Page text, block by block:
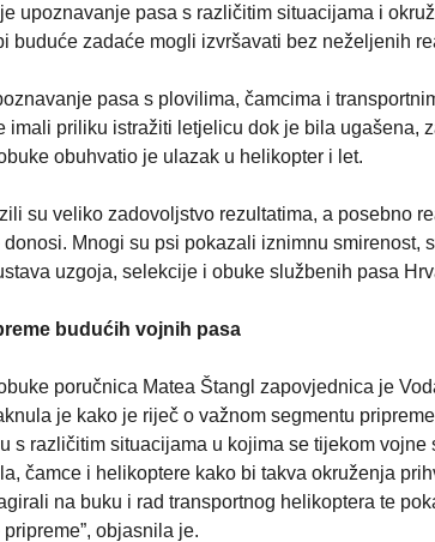
upoznavanje pasa s različitim situacijama i
buduće zadaće mogli izvršavati bez neželjenih
pasa s plovilima, čamcima i
imali priliku istražiti letjelicu dok je bila ugašena,
obuhvatio je ulazak u helikopter i let.
su veliko zadovoljstvo rezultatima, a posebno
Mnogi su psi pokazali iznimnu smirenost,
uzgoja, selekcije i obuke službenih pasa
budućih vojnih pasa
poručnica Matea Štangl zapovjednica je
je kako je riječ o važnom segmentu
s različitim situacijama u kojima se tijekom
čamce i helikoptere kako bi takva okruženja
na buku i rad transportnog helikoptera te
objasnila je.